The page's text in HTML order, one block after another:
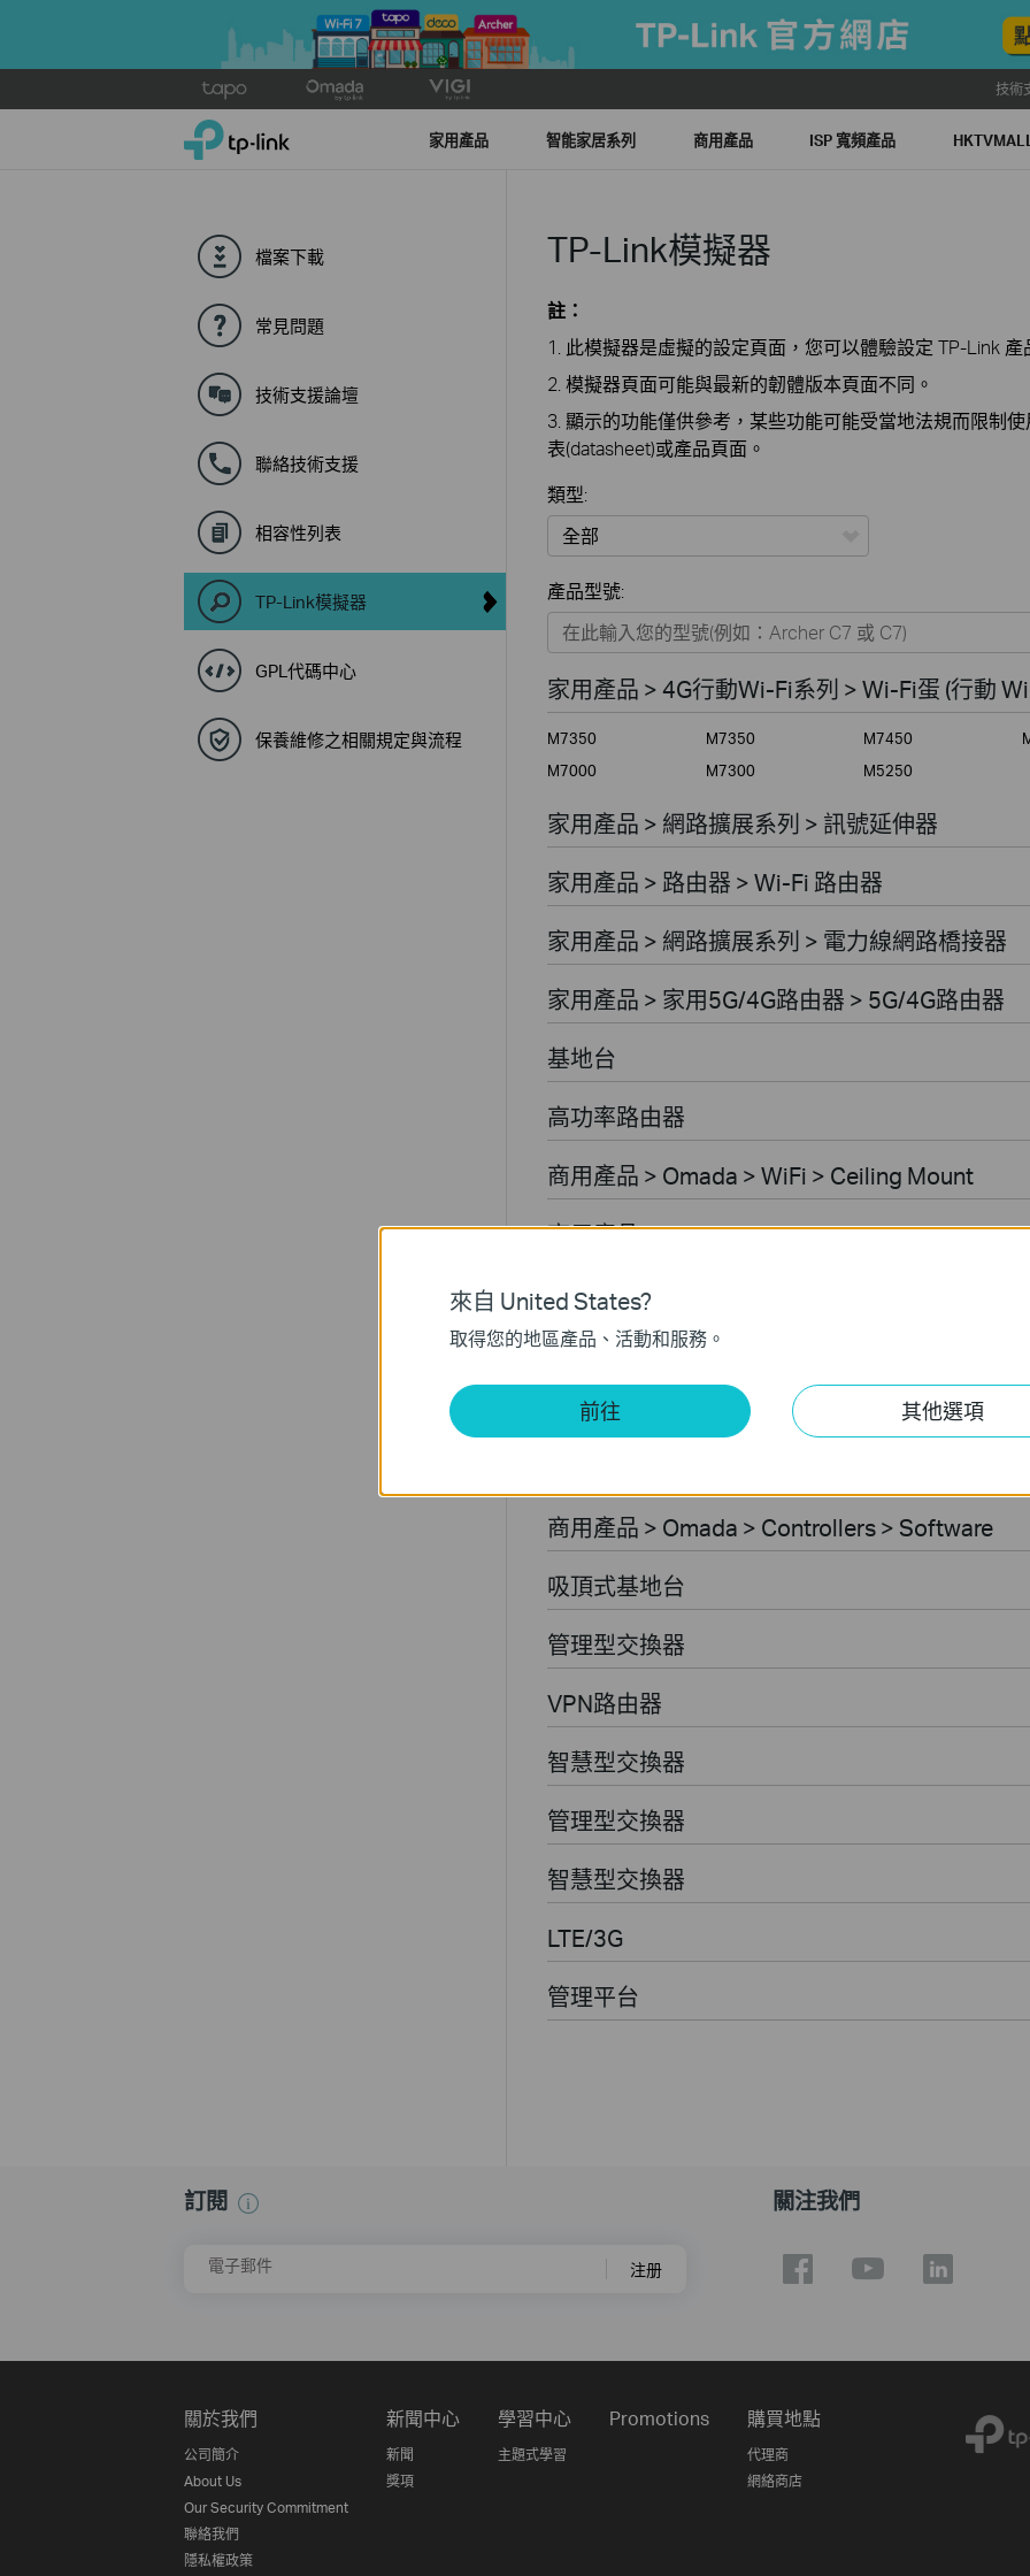
to
技術
TP-Link, Reliably Smart 家用產品 智能家居系列 商用產品 ISP 寬頻產品
檔案下載
常見問題
技術支援論壇
聯絡技術支援
相容性列表
TP-Link模擬器
GPL代碼中心
保養維修之相關規定與流程
TP-Link模擬器
註：
1. 此模擬器是虛擬的設定頁面，您可以體驗設定 TP-Link 產
2. 模擬器頁面可能與最新的韌體版本頁面不同。
3. 顯示的功能僅供參考，某些功能可能受當地法規而限制
表(datasheet)或產品頁面。
類型:
全部
家用產品
智能家居系列
商用產品
ISP 寬頻產品
產品型號:
家用產品 > 4G行動Wi-Fi系列 > Wi-Fi蛋 (行動
M7350 M7350 M7450
M7000
M7300 M5250
家用產品 > 網路擴展系列 > 訊號延伸器
家用產品 > 路由器 > Wi-Fi 路由器
家用產品 > 網路擴展系列 > 電力線網路橋接器
家用產品 > 家用5G/4G路由器 > 5G/4G路由器
基地台
高功率路由器
商用產品 > Omada > WiFi > Ceiling Mount
商用產品 > Omada > Switches > Access
商用產品 > Omada > Switches > Access Pro
商用產品 > Omada > Switches > Access Plus
商用產品 > Omada > Switches > Access Max
商用產品 > Omada > Controllers > Software
吸頂式基地台
管理型交換器
VPN路由器
智慧型交換器
管理型交換器
智慧型交換器
LTE/3G
管理平台
訂閱
電子郵件 注册
關注我們
關於我們
公司簡介
About Us
Our Security Commitment
聯絡我們
隱私權政策
新聞中心
新聞
獎項
學習中心
主題式學習
Promotions 購買地點
代理商
網絡商店
來自 United States?
取得您的地區產品、活動和服務。
前往 其他選項